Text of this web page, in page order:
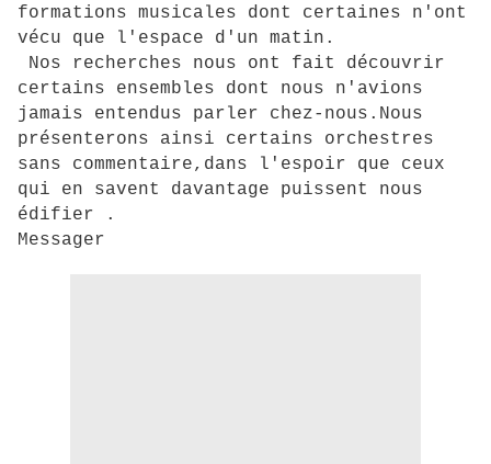
formations musicales dont certaines n'ont
vécu que l'espace d'un matin.
Nos recherches nous ont fait découvrir
certains ensembles dont nous n'avions
jamais entendus parler chez-nous.Nous
présenterons ainsi certains orchestres
sans commentaire,dans l'espoir que ceux
qui en savent davantage puissent nous
édifier .
Messager